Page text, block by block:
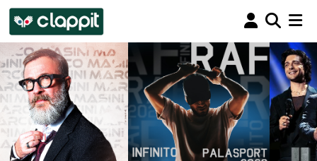
Clappit
biglietteria